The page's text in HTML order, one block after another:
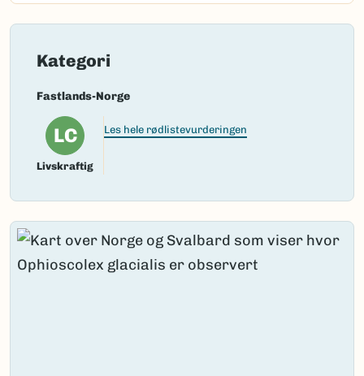
Kategori
Fastlands-Norge
LC
Livskraftig
Les hele rødlistevurderingen